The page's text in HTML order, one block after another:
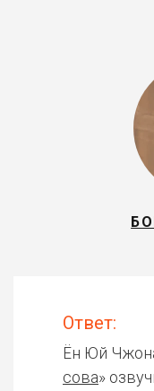
Ответ:
Ён Юй
сова»